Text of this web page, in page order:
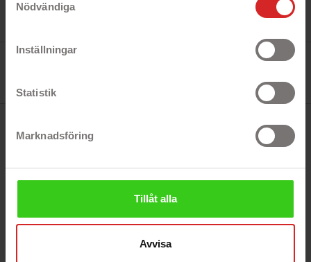
Nödvändiga
Inställningar
Statistik
Marknadsföring
Tillåt alla
Avvisa
73 objekt
Adapter 2x 4-pin Molex (hona och hane) till 2-pin
LIKNANDE PRODUKTER